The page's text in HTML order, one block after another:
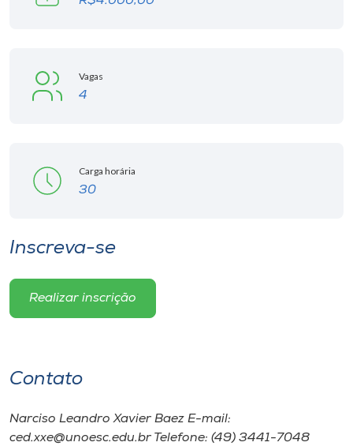
Vagas
4
Carga horária
30
Inscreva-se
Realizar inscrição
Contato
Narciso Leandro Xavier Baez E-mail:
ced.xxe@unoesc.edu.br Telefone: (49) 3441-7048